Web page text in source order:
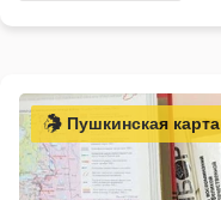
Пушкинская карта